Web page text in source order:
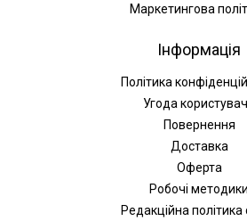
Маркетингова
Інформація
Політика
Угода
Повернення
Доставка
Оферта
Робочі методики
Редакційна політика